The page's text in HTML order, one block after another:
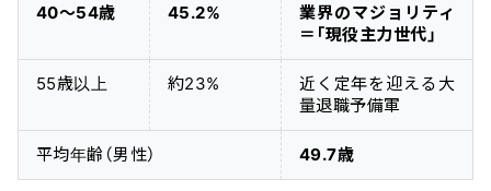
40〜54歳 45.2%
業界のマジョリティ
＝「現役主力世代」
55歳以上 約23%
近く定年を迎える大
量退職予備軍
平均年齢（男性） 49.7歳